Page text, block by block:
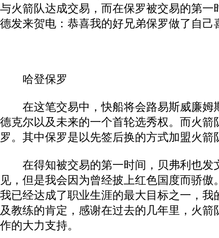
与火箭队达成交易，而在保罗被交易的第一
德发来贺电：恭喜我的好兄弟保罗做了自己
哈登保罗
在这笔交易中，快船将会路易斯威廉姆
德克尔以及未来的一个首轮选秀权。而火箭
罗。其中保罗是以先签后换的方式加盟火箭
在得知被交易的第一时间，贝弗利也发
见，但是我会因为曾经披上红色国度而骄傲
我已经达成了职业生涯的最大目标之一，我
及教练的肯定，感谢在过去的几年里，火箭
作的大力支持。